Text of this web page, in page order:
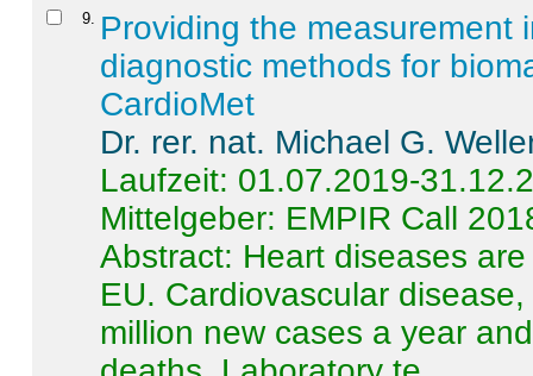
9
Providing the measurement
diagnostic methods for
CardioMet
Dr. rer. nat. Michael G.
Laufzeit: 01.07.2019-
Mittelgeber: EMPIR Call
Abstract: Heart diseases
EU. Cardiovascular
million new cases a year